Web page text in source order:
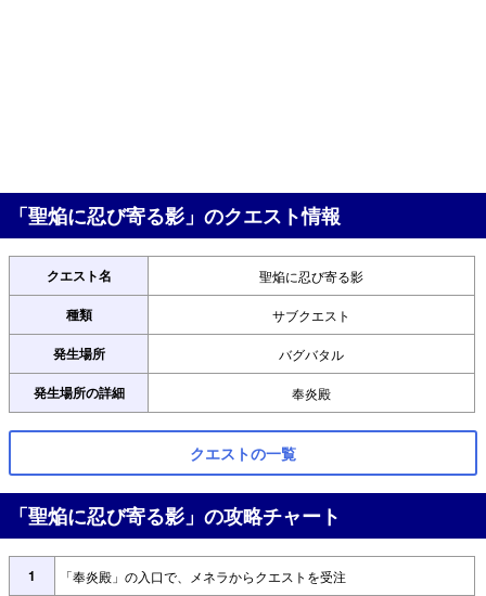
「聖焔に忍び寄る影」のクエスト情報
クエスト名 聖焔に忍び寄る影
種類 サブクエスト
発生場所 バグバタル
発生場所の詳細 奉炎殿
クエストの一覧
「聖焔に忍び寄る影」の攻略チャート
1 「奉炎殿」の入口で、メネラからクエストを受注